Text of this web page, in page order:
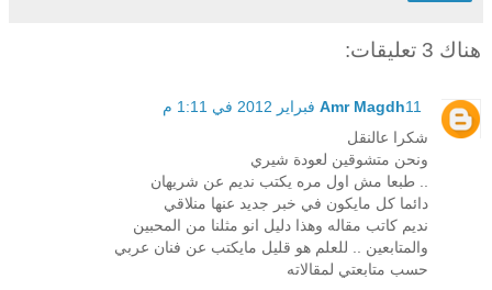
هناك 3 تعليقات:
Amr Magdh11 فبراير 2012 في 1:11 م
شكرا عالنقل
ونحن متشوقين لعودة شيري
.. طبعا مش اول مره يكتب نديم عن شريهان
دائما كل مايكون في خبر جديد عنها منلاقي
نديم كاتب مقاله وهذا دليل انو مثلنا من المحبين
والمتابعين .. للعلم هو قليل مايكتب عن فنان عربي
حسب متابعتي لمقالاته